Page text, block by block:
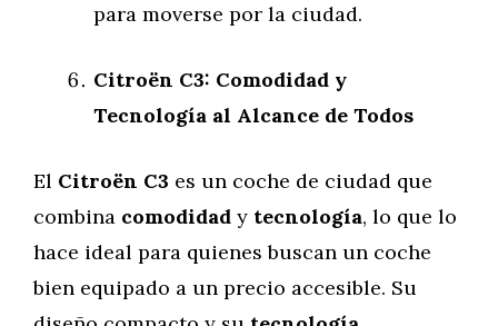
para moverse por la ciudad.
Citroën C3: Comodidad y
Tecnología al Alcance de Todos
El Citroën C3 es un coche de ciudad que
combina comodidad y tecnología, lo que lo
hace ideal para quienes buscan un coche
bien equipado a un precio accesible. Su